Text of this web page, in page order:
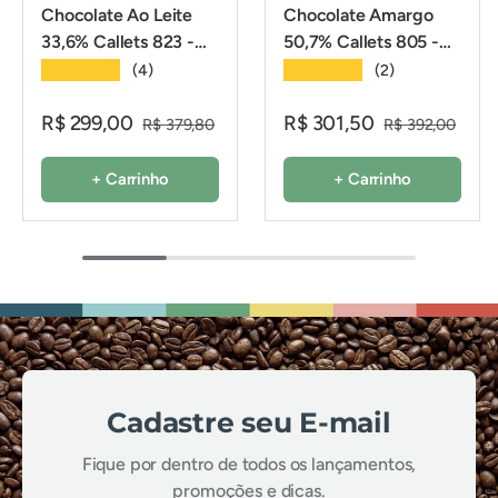
Chocolate Ao Leite
33,6% Callets 823 -
2,01Kg - Callebaut
(4)
R$ 299,00 R$ 379,80
+ Carrinho
Chocolate Amargo
50,7% Callets 805 -
2,01Kg - Callebaut
(2)
R$ 301,50 R$ 392,00
+ Carrinho
Cadastre seu E-mail
Fique por dentro de todos os lançamentos,
promoções e dicas.